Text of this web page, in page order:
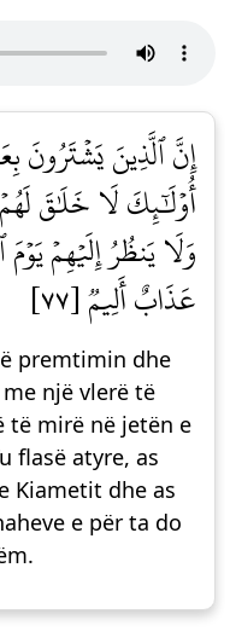
إِنَّ ٱلَّذِينَ يَشۡتَرُونَ
أُوْلَٰٓئِكَ لَا خَلَٰقَ لَهُمۡ
وَلَا يَنظُرُ إِلَيۡهِمۡ
عَذَابٌ أَلِيمٞ [٧٧]
premtimin dhe
një vlerë të
të mirë në jetën e
flasë atyre, as
Kiametit dhe as
e për ta do